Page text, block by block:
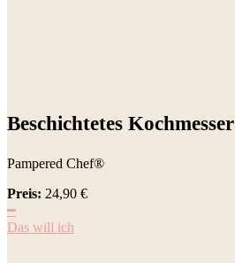
Beschichtetes Kochmesser
Pampered Chef®
Preis: 24,90 €
━
Das will ich